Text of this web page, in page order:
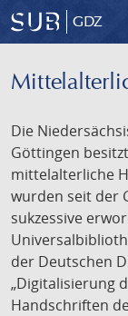
GDZ
Die
Göttingen
mittelalterliche
wurden seit der
sukzessive
der Deutschen
„Digitalisierung
Handschriften